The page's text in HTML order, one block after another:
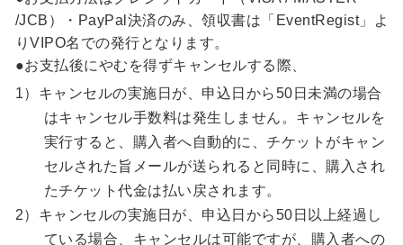
/JCB）・PayPal決済のみ、領収書は「EventRegist」よ
りVIPO名での発行となります。
●お支払後にやむを得ずキャンセルする際、
1）キャンセルの実施日が、申込日から50日未満の場合
はキャンセル手数料は発生しません。キャンセルを
実行すると、購入者へ自動的に、チケットがキャン
セルされた旨メールが送られると同時に、購入され
たチケット代金は払い戻されます。
2）キャンセルの実施日が、申込日から50日以上経過し
ている場合、キャンセルは可能ですが、購入者への